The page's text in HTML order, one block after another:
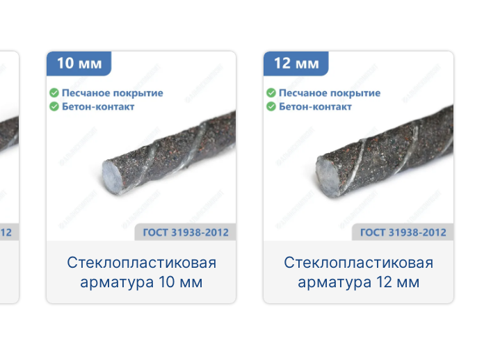
Стеклопластиковая
арматура 10 мм
Стеклопластиковая
арматура 12 мм